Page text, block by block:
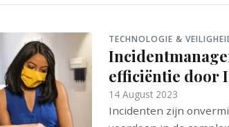
TECHNOLOGIE &
efficiëntie door
14 August 2023
Incidenten zijn